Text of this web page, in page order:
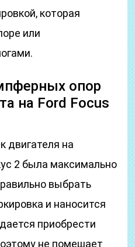
которая
или
опор
на Ford Focus
двигателя на
2 была максимально
выбрать
и наносится
приобрести
не помешает